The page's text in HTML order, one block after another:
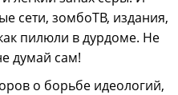
сети, зомбоТВ, издания,
пилюли в дурдоме. Не
думай сам!
о борьбе идеологий,